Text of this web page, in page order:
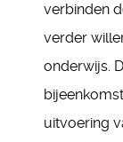
verbinden
verder
onderwijs.
uitvoering